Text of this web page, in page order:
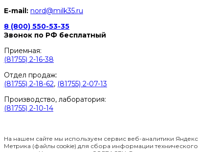
E-mail: nord@milk35.ru
8 (800) 550-53-35
Звонок по РФ бесплатный
Приемная:
(81755) 2-16-38
Отдел продаж:
(81755) 2-18-62, (81755) 2-07-13
Производство, лаборатория:
(81755) 2-10-14
На нашем сайте мы используем сервис веб-аналитики Яндекс
Метрика (файлы cookie) для сбора информации технического